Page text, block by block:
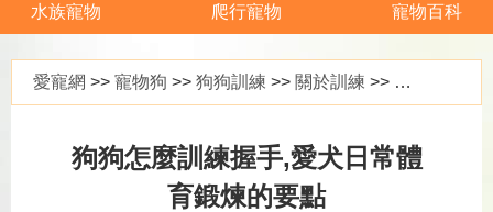
水族寵物 爬行寵物 寵物百科
愛寵網 >> 寵物狗 >> 狗狗訓練 >> 關於訓練 >> 狗狗怎麼訓練握手,愛犬日常體育鍛煉的要點
狗狗怎麼訓練握手,愛犬日常體
育鍛煉的要點